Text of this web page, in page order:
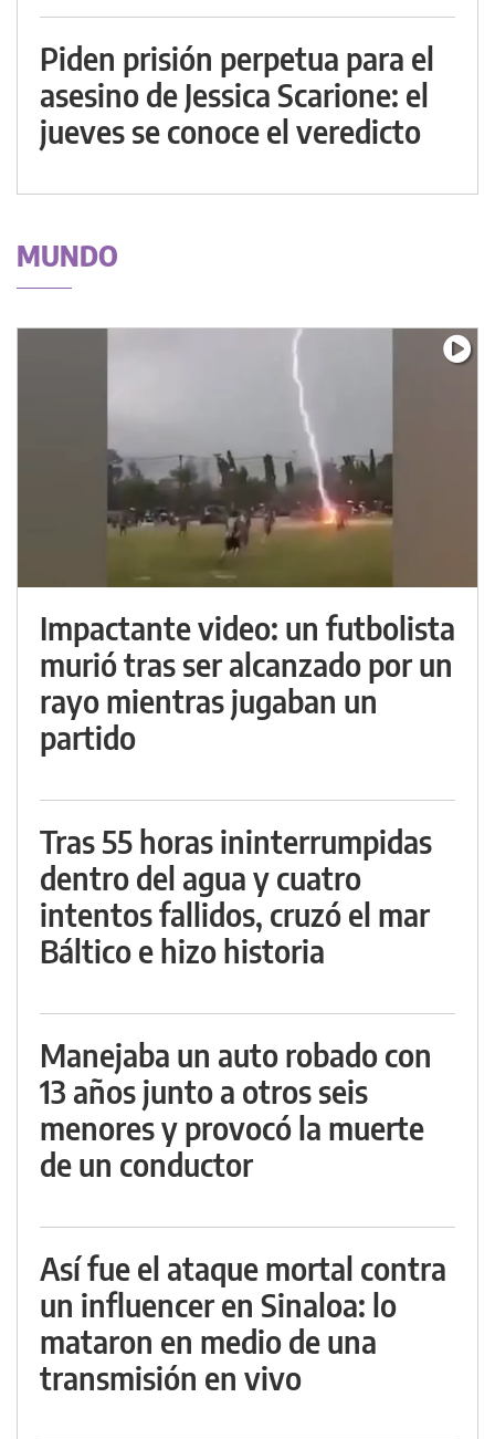
Piden prisión perpetua para el
asesino de Jessica Scarione: el
jueves se conoce el veredicto
MUNDO
Impactante video: un futbolista
murió tras ser alcanzado por un
rayo mientras jugaban un
partido
Tras 55 horas ininterrumpidas
dentro del agua y cuatro
intentos fallidos, cruzó el mar
Báltico e hizo historia
Manejaba un auto robado con
13 años junto a otros seis
menores y provocó la muerte
de un conductor
Así fue el ataque mortal contra
un influencer en Sinaloa: lo
mataron en medio de una
transmisión en vivo